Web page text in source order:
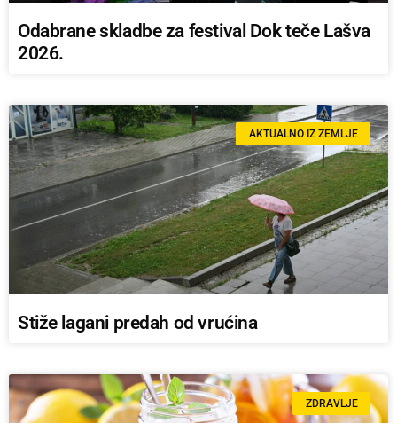
Odabrane skladbe za festival Dok teče Lašva
2026.
AKTUALNO IZ ZEMLJE
Stiže lagani predah od vrućina
ZDRAVLJE